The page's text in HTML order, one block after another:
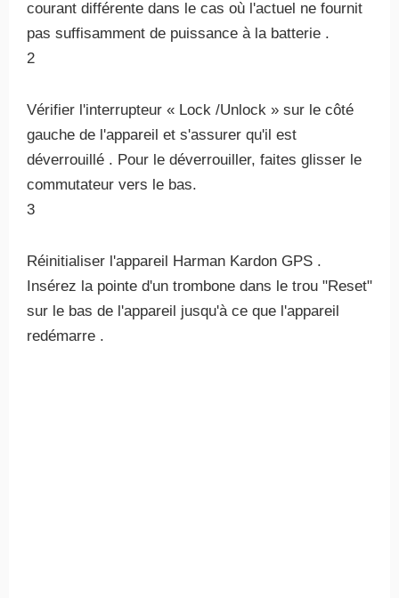
courant différente dans le cas où l'actuel ne fournit
pas suffisamment de puissance à la batterie .
2
Vérifier l'interrupteur « Lock /Unlock » sur le côté
gauche de l'appareil et s'assurer qu'il est
déverrouillé . Pour le déverrouiller, faites glisser le
commutateur vers le bas.
3
Réinitialiser l'appareil Harman Kardon GPS .
Insérez la pointe d'un trombone dans le trou "Reset"
sur le bas de l'appareil jusqu'à ce que l'appareil
redémarre .